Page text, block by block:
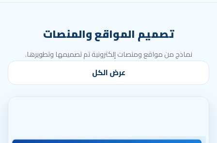
تصميم المواقع والمنصات
نماذج من مواقع ومنصات إلكترونية تم تصميمها وتطويرها.
عرض الكل